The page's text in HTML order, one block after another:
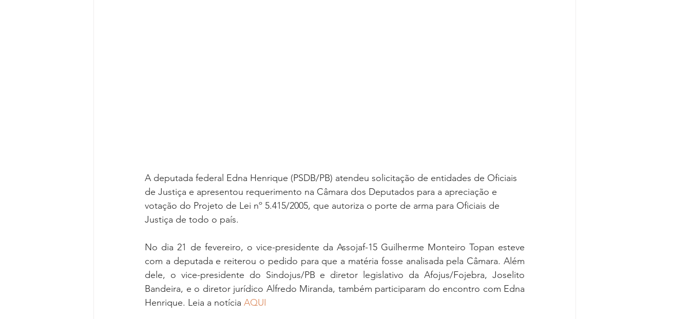
A deputada federal Edna Henrique (PSDB/PB) atendeu solicitação de entidades de Oficiais
de Justiça e apresentou requerimento na Câmara dos Deputados para a apreciação e
votação do Projeto de Lei nº 5.415/2005, que autoriza o porte de arma para Oficiais de
Justiça de todo o país.
No dia 21 de fevereiro, o vice-presidente da Assojaf-15 Guilherme Monteiro Topan esteve
com a deputada e reiterou o pedido para que a matéria fosse analisada pela Câmara. Além
dele, o vice-presidente do Sindojus/PB e diretor legislativo da Afojus/Fojebra, Joselito
Bandeira, e o diretor jurídico Alfredo Miranda, também participaram do encontro com Edna
Henrique. Leia a notícia AQUI